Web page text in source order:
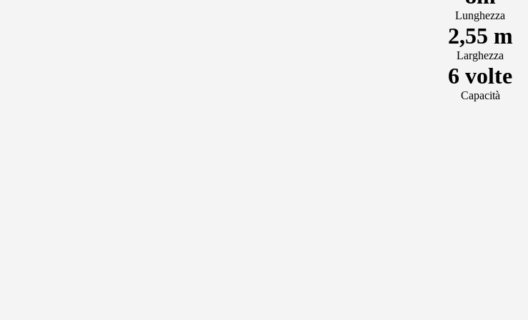
Lunghezza
2,55 m
Larghezza
6 volte
Capacità